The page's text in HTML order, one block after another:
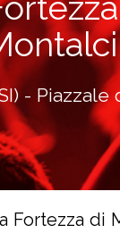
- Piazzale
Fortezza di